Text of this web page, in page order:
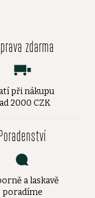
zdarma
při nákupu
2000 CZK
a laskavě
poradíme